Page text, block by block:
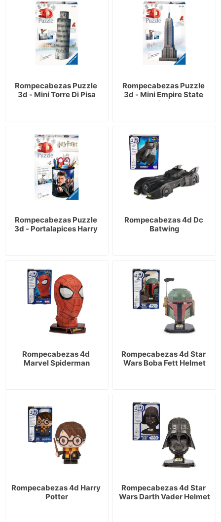
Rompecabezas Puzzle
3d - Mini Torre Di Pisa
Rompecabezas Puzzle
3d - Mini Empire State
Building
Rompecabezas Puzzle
3d - Portalapices Harry
Rompecabezas 4d Dc
Batwing
Rompecabezas 4d
Marvel Spiderman
Rompecabezas 4d Star
Wars Boba Fett Helmet
Rompecabezas 4d Harry
Potter
Rompecabezas 4d Star
Wars Darth Vader Helmet